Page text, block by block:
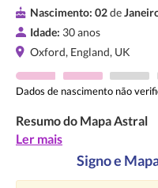
Nascimento: 02de
Idade: 30 anos
Oxford, England, UK
Dados de nascimento não
Resumo do Mapa Astral
Ler mais
Signo e